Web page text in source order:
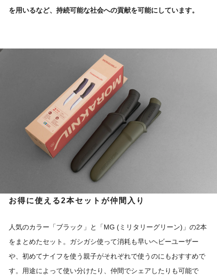
を用いるなど、持続可能な社会への貢献を可能にしています。
お得に使える2本セットが仲間入り
人気のカラー「ブラック」と「MG (ミリタリーグリーン)」の2本
をまとめたセット。ガシガシ使って消耗も早いヘビーユーザー
や、初めてナイフを使う親子がそれぞれで使うのにもおすすめで
す。用途によって使い分けたり、仲間でシェアしたりも可能で